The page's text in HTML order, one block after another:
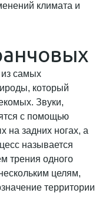
климата и
самых
который
Звуки,
с помощью
на задних ногах, а
называется
трения одного
целям,
территории